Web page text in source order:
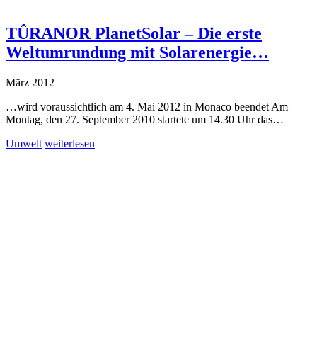
TÛRANOR PlanetSolar – Die erste
Weltumrundung mit Solarenergie…
März 2012
…wird voraussichtlich am 4. Mai 2012 in Monaco beendet Am
Montag, den 27. September 2010 startete um 14.30 Uhr das…
Umwelt weiterlesen